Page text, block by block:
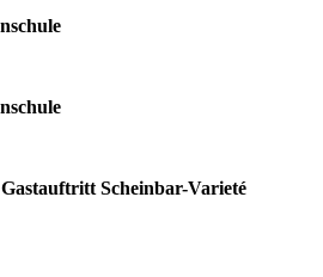
Scheinbar-Varieté